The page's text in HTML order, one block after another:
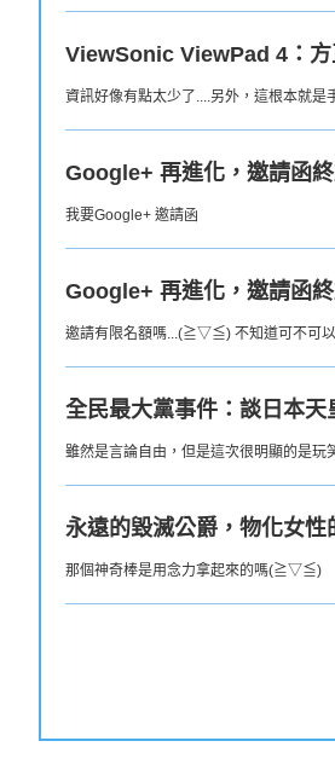
ViewSonic ViewPad 4：
資訊好像有點太少了....另外，這根本就
Google+ 再進化，邀請函
我要Google+ 邀請函
Google+ 再進化，邀請函
邀請有限名額嗎...(≧▽≦) 不知道可不可以
全民最大黨事件：談日本天
雖然是言論自由，但是這次很明顯的是
永遠的毀滅公爵，物化女性
那個神奇棒是用念力拿起來的嗎(≧▽≦)